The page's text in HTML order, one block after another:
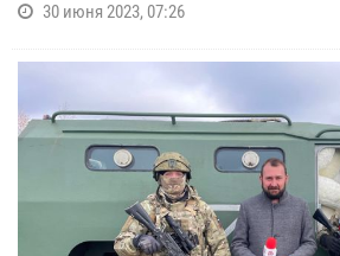
30 июня 2023, 07:26